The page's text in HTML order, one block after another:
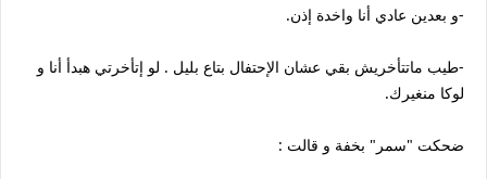
-و بعدين عادي أنا واخدة إذن.
-طيب ماتتأخريش بقي عشان الإحتفال بتاع بليل . لو إتأخرتي هبدأ أنا و
لوكا منغيرك.
ضحكت "سمر" بخفة و قالت :